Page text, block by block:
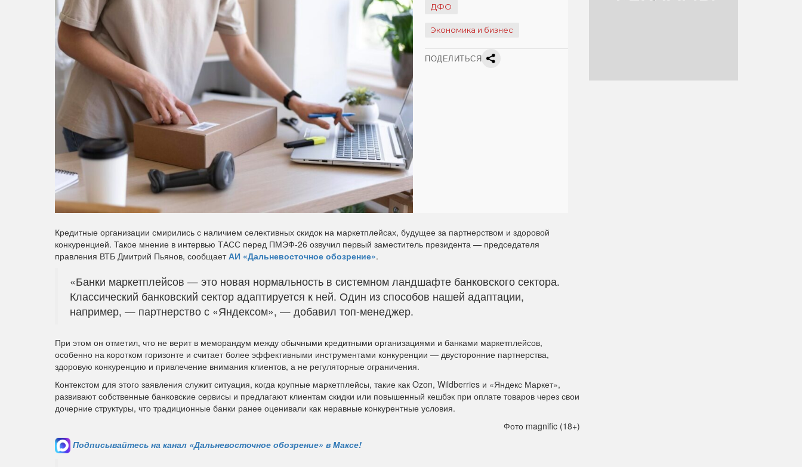
ДФО
Экономика и бизнес
ПОДЕЛИТЬСЯ
Кредитные организации смирились с наличием селективных скидок на маркетплейсах, будущее за партнерством и здоровой
конкуренцией. Такое мнение в интервью ТАСС перед ПМЭФ-26 озвучил первый заместитель президента — председателя
правления ВТБ Дмитрий Пьянов, сообщаетАИ «Дальневосточное обозрение».
«Банки маркетплейсов — это новая нормальность в системном ландшафте банковского сектора.
Классический банковский сектор адаптируется к ней. Один из способов нашей адаптации,
например, — партнерство с «Яндексом», — добавил топ-менеджер.
При этом он отметил, что не верит в меморандум между обычными кредитными организациями и банками маркетплейсов,
особенно на коротком горизонте и считает более эффективными инструментами конкуренции — двусторонние партнерства,
здоровую конкуренцию и привлечение внимания клиентов, а не регуляторные ограничения.
Контекстом для этого заявления служит ситуация, когда крупные маркетплейсы, такие как Ozon, Wildberries и «Яндекс Маркет»,
развивают собственные банковские сервисы и предлагают клиентам скидки или повышенный кешбэк при оплате товаров через свои
дочерние структуры, что традиционные банки ранее оценивали как неравные конкурентные условия.
Фото magnific (18+)
Подписывайтесь на канал «Дальневосточное обозрение» в Максе!